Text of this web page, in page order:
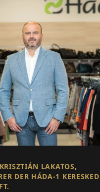
LAKATOS,
DER HÁDA-1